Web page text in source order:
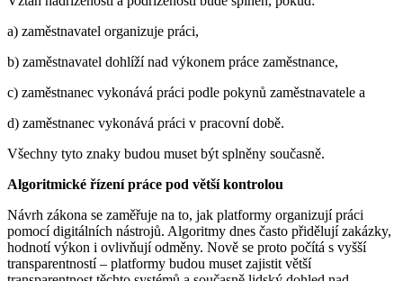
a) zaměstnavatel organizuje práci,
b) zaměstnavatel dohlíží nad výkonem práce zaměstnance,
c) zaměstnanec vykonává práci podle pokynů zaměstnavatele a
d) zaměstnanec vykonává práci v pracovní době.
Všechny tyto znaky budou muset být splněny současně.
Algoritmické řízení práce pod větší kontrolou
Návrh zákona se zaměřuje na to, jak platformy organizují práci
pomocí digitálních nástrojů. Algoritmy dnes často přidělují zakázky,
hodnotí výkon i ovlivňují odměny. Nově se proto počítá s vyšší
transparentností – platformy budou muset zajistit větší